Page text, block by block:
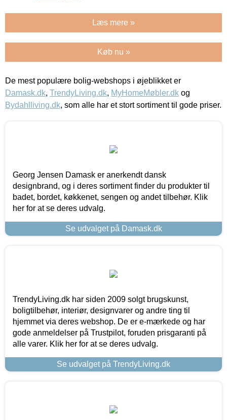
Læs mere »
Køb nu »
De mest populære bolig-webshops i øjeblikket er
Damask.dk, TrendyLiving.dk, MyHomeMøbler.dk og
Bydahlliving.dk, som alle har et stort sortiment til gode priser.
Georg Jensen Damask er anerkendt dansk
designbrand, og i deres sortiment finder du produkter til
badet, bordet, køkkenet, sengen og andet tilbehør. Klik
her for at se deres udvalg.
Se udvalget på Damask.dk
TrendyLiving.dk har siden 2009 solgt brugskunst,
boligtilbehør, interiør, designvarer og andre ting til
hjemmet via deres webshop. De er e-mærkede og har
gode anmeldelser på Trustpilot, foruden prisgaranti på
alle varer. Klik her for at se deres udvalg.
Se udvalget på TrendyLiving.dk